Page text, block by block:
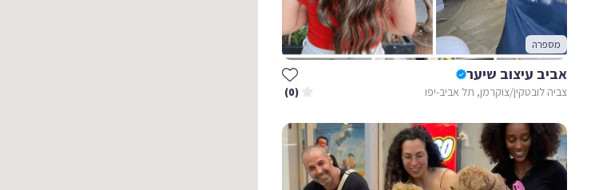
מספרה
אביב עיצוב שיער
צביה לובטקין/צוקרמן, תל אביב-יפו (0)